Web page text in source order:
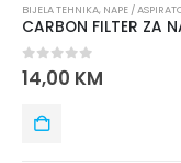
BIJELA TEHNIKA, NAPE /
CARBON FILTER ZA
0 out of 5
14,00 KM